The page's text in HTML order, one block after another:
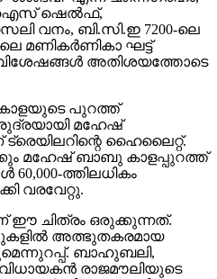
ഐസ് ഷെല്‍ഫ്,
വനം, ബി.സി.ഇ 7200-ലെ
മണികര്‍ണികാ ഘട്ട്
അതിശയത്തോടെ
കാളയുടെ പുറത്ത്
മഹേഷ്
ഹൈലൈറ്റ്.
മഹേഷ് ബാബു കാളപ്പുറത്ത്
ത്തിലധികം
വരവേറ്റു.
ഈ ചിത്രം ഒരുക്കുന്നത്.
അത്ഭുതകരമായ
ബാഹുബലി,
രാജമൗലിയുടെ